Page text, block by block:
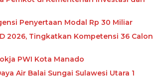
Penyertaan Modal Rp 30 Miliar
2026, Tingkatkan Kompetensi 36 Calon
PWI Kota Manado
Air Balai Sungai Sulawesi Utara 1